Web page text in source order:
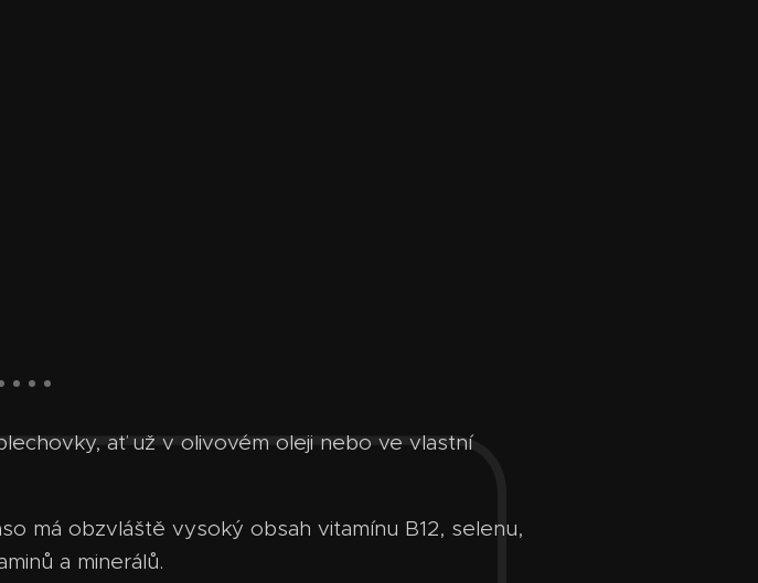
ať už v olivovém oleji nebo ve vlastní
má obzvláště vysoký obsah vitamínu B12, selenu,
a minerálů.